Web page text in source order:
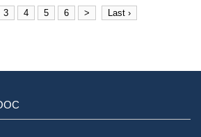
3 4 5 6 > Last ›